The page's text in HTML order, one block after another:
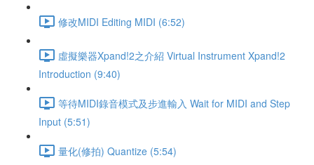
修改MIDI Editing MIDI (6:52)
虛擬樂器Xpand!2之介紹 Virtual Instrument Xpand!2
Introduction (9:40)
等待MIDI錄音模式及步進輸入 Wait for MIDI and Step
Input (5:51)
量化(修拍) Quantize (5:54)